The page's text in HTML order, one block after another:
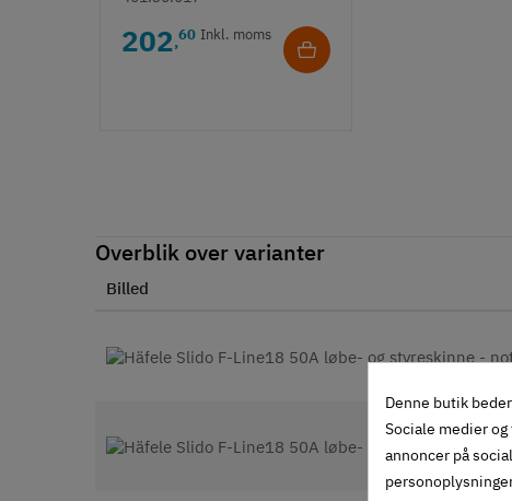
202,60 Inkl. moms
Overblik over varianter
Billed
Denne butik
Sociale medier
annoncer på